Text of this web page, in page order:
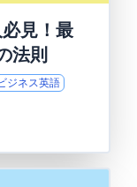
見！最
法則
ジネス英語